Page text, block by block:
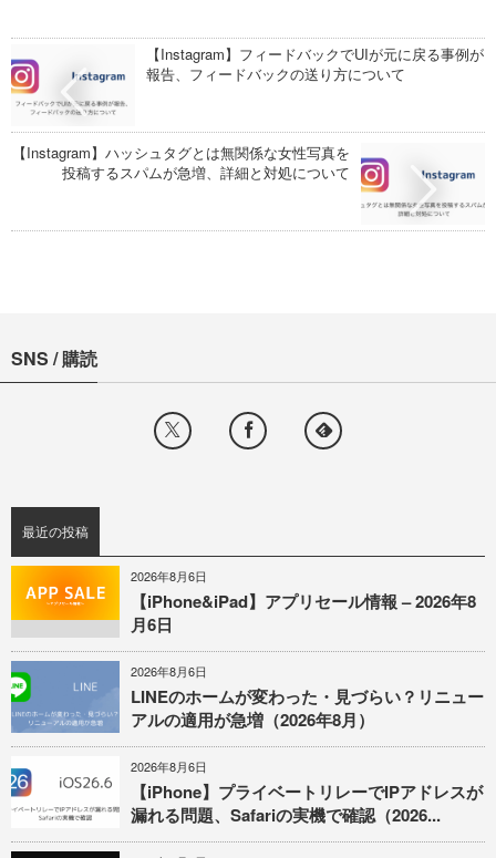
【Instagram】フィードバックでUIが元に戻る事例が
報告、フィードバックの送り方について
【Instagram】ハッシュタグとは無関係な女性写真を
投稿するスパムが急増、詳細と対処について
SNS / 購読
最近の投稿
2026年8月6日
【iPhone&iPad】アプリセール情報 – 2026年8
月6日
2026年8月6日
LINEのホームが変わった・見づらい？リニュー
アルの適用が急増（2026年8月）
2026年8月6日
【iPhone】プライベートリレーでIPアドレスが
漏れる問題、Safariの実機で確認（2026...